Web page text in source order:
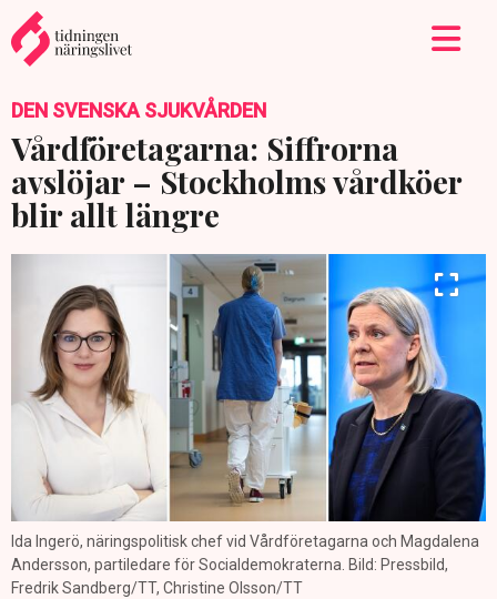
DEN SVENSKA SJUKVÅRDEN
Vårdföretagarna: Siffrorna
avslöjar – Stockholms vårdköer
blir allt längre
Ida Ingerö, näringspolitisk chef vid Vårdföretagarna och Magdalena
Andersson, partiledare för Socialdemokraterna. Bild: Pressbild,
Fredrik Sandberg/TT, Christine Olsson/TT